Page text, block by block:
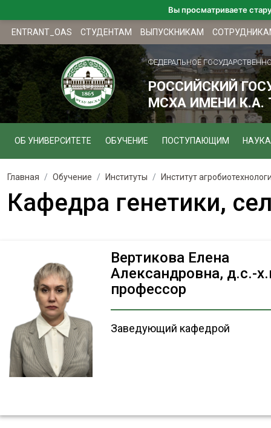
ENTRANT_OAS СТУДЕНТАМ ВЫПУСКНИКАМ
ФЕДЕРАЛЬНОЕ
РОССИЙСКИЙ
МСХА ИМЕНИ К.А.
ОБ УНИВЕРСИТЕТЕ ОБУЧЕНИЕ ПОСТУПАЮЩИМ
Главная Обучение Институты Институт
Кафедра генетики,
Вертикова Елена
Александровна, д.с.-
профессор
Заведующий кафедрой
Вы просматриваете